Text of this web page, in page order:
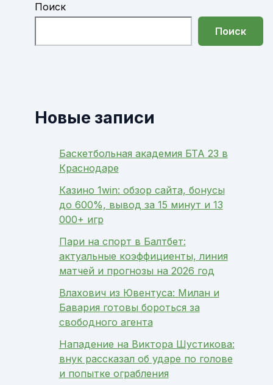
Поиск
Поиск
Новые записи
Баскетбольная академия БТА 23 в
Краснодаре
Казино 1win: обзор сайта, бонусы
до 600%, вывод за 15 минут и 13
000+ игр
Пари на спорт в Балтбет:
актуальные коэффициенты, линия
матчей и прогнозы на 2026 год
Влахович из Ювентуса: Милан и
Бавария готовы бороться за
свободного агента
Нападение на Виктора Шустикова:
внук рассказал об ударе по голове
и попытке ограбления